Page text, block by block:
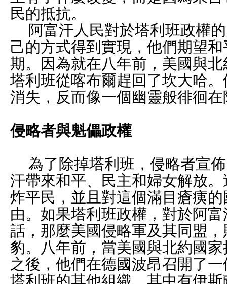
民的抵抗。
阿富汗人民對於塔利班政權
己的方式得到實現，他們期望
期。因為就在八年前，美國與
塔利班從喀布爾趕回了坎大哈
消失，反而像一個幽靈般徘徊
侵略者與魁儡政權
為了除掉塔利班，侵略者宣
汗帶來和平、民主和婦女解放
炸平民，並且對這個滿目瘡痍
由。如果塔利班政權，對於阿
話，那麼美國侵略軍及其同盟
豹。八年前，當美國與北約國
之後，他們在德國波昂召開了